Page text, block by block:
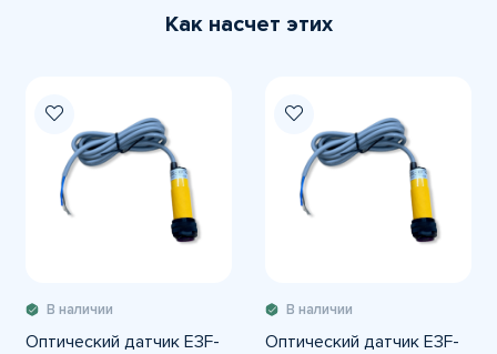
Как насчет этих
В наличии
Оптический датчик E3F-
В наличии
Оптический датчик E3F-